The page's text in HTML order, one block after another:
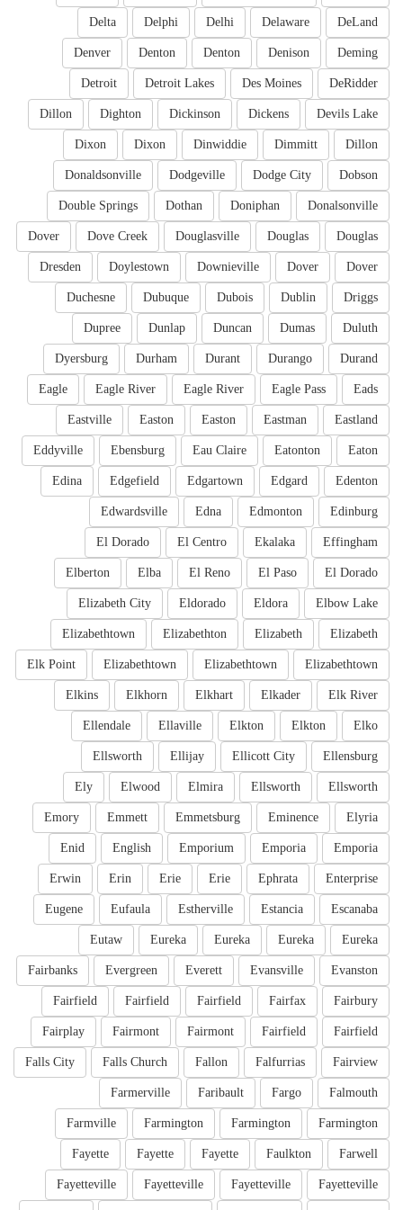
DeLand
Delaware
Delhi
Delphi
Delta
Deming
Denison
Denton
Denton
Denver
DeRidder
Des Moines
Detroit Lakes
Detroit
Devils Lake
Dickens
Dickinson
Dighton
Dillon
Dillon
Dimmitt
Dinwiddie
Dixon
Dixon
Dobson
Dodge City
Dodgeville
Donaldsonville
Donalsonville
Doniphan
Dothan
Double Springs
Douglas
Douglas
Douglasville
Dove Creek
Dover
Dover
Dover
Downieville
Doylestown
Dresden
Driggs
Dublin
Dubois
Dubuque
Duchesne
Duluth
Dumas
Duncan
Dunlap
Dupree
Durand
Durango
Durant
Durham
Dyersburg
Eads
Eagle Pass
Eagle River
Eagle River
Eagle
Eastland
Eastman
Easton
Easton
Eastville
Eaton
Eatonton
Eau Claire
Ebensburg
Eddyville
Edenton
Edgard
Edgartown
Edgefield
Edina
Edinburg
Edmonton
Edna
Edwardsville
Effingham
Ekalaka
El Centro
El Dorado
El Dorado
El Paso
El Reno
Elba
Elberton
Elbow Lake
Eldora
Eldorado
Elizabeth City
Elizabeth
Elizabeth
Elizabethton
Elizabethtown
Elizabethtown
Elizabethtown
Elizabethtown
Elk Point
Elk River
Elkader
Elkhart
Elkhorn
Elkins
Elko
Elkton
Elkton
Ellaville
Ellendale
Ellensburg
Ellicott City
Ellijay
Ellsworth
Ellsworth
Ellsworth
Elmira
Elwood
Ely
Elyria
Eminence
Emmetsburg
Emmett
Emory
Emporia
Emporia
Emporium
English
Enid
Enterprise
Ephrata
Erie
Erie
Erin
Erwin
Escanaba
Estancia
Estherville
Eufaula
Eugene
Eureka
Eureka
Eureka
Eureka
Eutaw
Evanston
Evansville
Everett
Evergreen
Fairbanks
Fairbury
Fairfax
Fairfield
Fairfield
Fairfield
Fairfield
Fairfield
Fairmont
Fairmont
Fairplay
Fairview
Falfurrias
Fallon
Falls Church
Falls City
Falmouth
Fargo
Faribault
Farmerville
Farmington
Farmington
Farmington
Farmville
Farwell
Faulkton
Fayette
Fayette
Fayette
Fayetteville
Fayetteville
Fayetteville
Fayetteville